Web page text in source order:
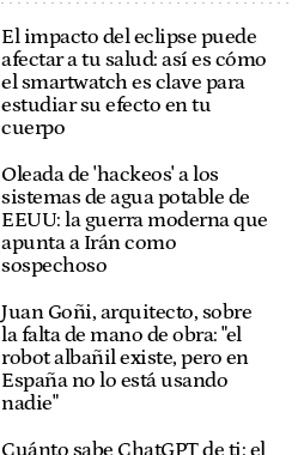
El impacto del eclipse puede
afectar a tu salud: así es cómo
el smartwatch es clave para
estudiar su efecto en tu
cuerpo
Oleada de 'hackeos' a los
sistemas de agua potable de
EEUU: la guerra moderna que
apunta a Irán como
sospechoso
Juan Goñi, arquitecto, sobre
la falta de mano de obra: "el
robot albañil existe, pero en
España no lo está usando
nadie"